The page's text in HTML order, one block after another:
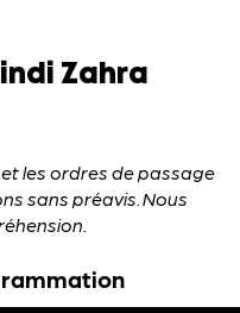
Zahra
les ordres de passage
sans préavis. Nous